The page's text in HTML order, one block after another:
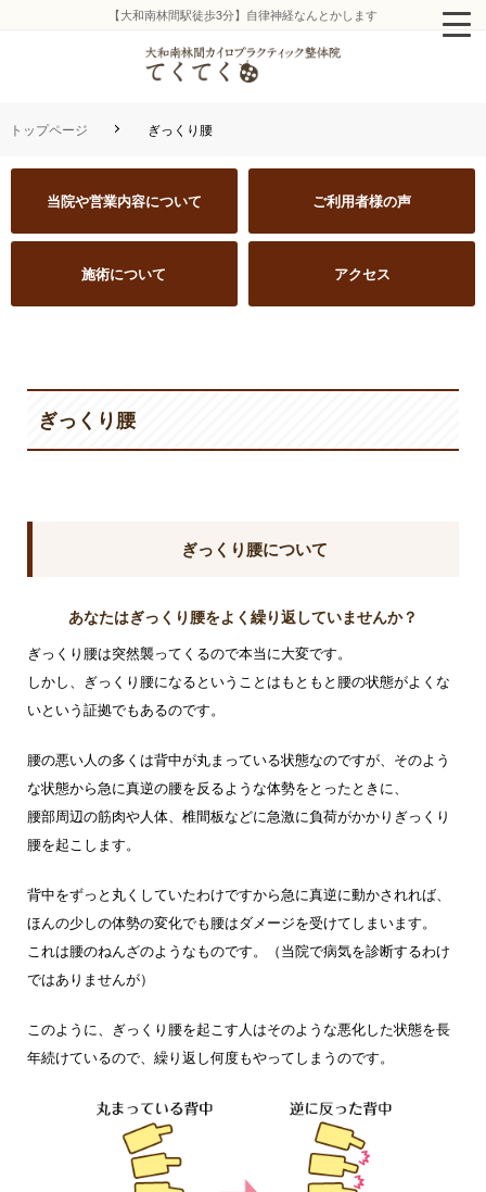
【大和南林間駅徒歩3分】自律神経なんとかします
トップページ ぎっくり腰
当院や営業内容について ご利用者様の声
施術について アクセス
ぎっくり腰
ぎっくり腰について
あなたはぎっくり腰をよく繰り返していませんか？
ぎっくり腰は突然襲ってくるので本当に大変です。
しかし、ぎっくり腰になるということはもともと腰の状態がよくな
いという証拠でもあるのです。
腰の悪い人の多くは背中が丸まっている状態なのですが、そのよう
な状態から急に真逆の腰を反るような体勢をとったときに、
腰部周辺の筋肉や人体、椎間板などに急激に負荷がかかりぎっくり
腰を起こします。
背中をずっと丸くしていたわけですから急に真逆に動かされれば、
ほんの少しの体勢の変化でも腰はダメージを受けてしまいます。
これは腰のねんざのようなものです。（当院で病気を診断するわけ
ではありませんが）
このように、ぎっくり腰を起こす人はそのような悪化した状態を長
年続けているので、繰り返し何度もやってしまうのです。